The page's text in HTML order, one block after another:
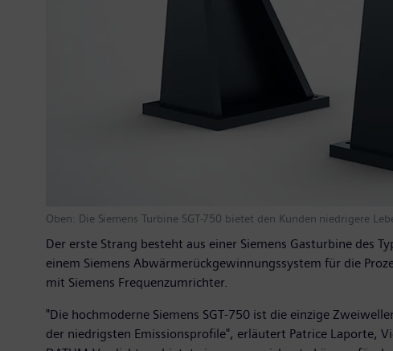
Oben: Die Siemens Turbine SGT-750 bietet den Kunden niedrigere
Der erste Strang besteht aus einer Siemens Gasturbine des
einem Siemens Abwärmerückgewinnungssystem für die
mit Siemens Frequenzumrichter.
"Die hochmoderne Siemens SGT-750 ist die einzige
der niedrigsten Emissionsprofile", erläutert Patrice Laporte,